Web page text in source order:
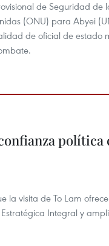
de Seguridad de
(ONU) para Abyei
de oficial de estado
política
la visita de To Lam
Integral y